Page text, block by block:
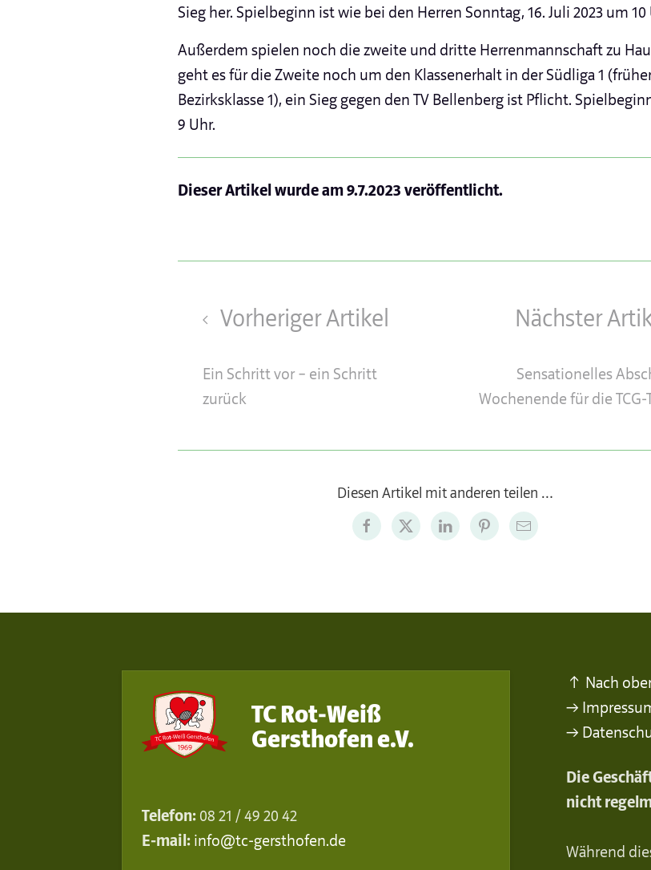
Sieg her. Spielbeginn ist wie bei den Herren Sonntag, 16. Juli 2023 um 10
Außerdem spielen noch die zweite und dritte Herrenmannschaft zu
geht es für die Zweite noch um den Klassenerhalt in der Südliga 1
Bezirksklasse 1), ein Sieg gegen den TV Bellenberg ist Pflicht.
9 Uhr.
Dieser Artikel wurde am9.7.2023 veröffentlicht.
Vorheriger Artikel
Ein Schritt vor – ein Schritt
zurück
Nächster
Sensationelles
Wochenende für die TCG-
Diesen Artikel mit anderen teilen …
TC Rot-Weiß
Gersthofen e.V.
Telefon: 08 21 / 49 20 42
E-mail: info@tc-gersthofen.de
↑ Nach
→
→
Die
nicht
Während